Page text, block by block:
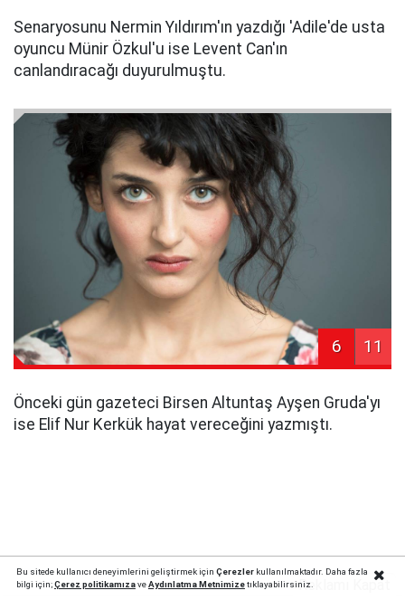
Senaryosunu Nermin Yıldırım'ın yazdığı 'Adile'de usta
oyuncu Münir Özkul'u ise Levent Can'ın
canlandıracağı duyurulmuştu.
6 11
Önceki gün gazeteci Birsen Altuntaş Ayşen Gruda'yı
ise Elif Nur Kerkük hayat vereceğini yazmıştı.
Bu sitede kullanıcı deneyimlerini geliştirmek için Çerezlerkullanılmaktadır. Daha fazla
bilgi için;Çerez politikamızaveAydınlatma Metnimizetıklayabilirsiniz.Reklamı Kapat